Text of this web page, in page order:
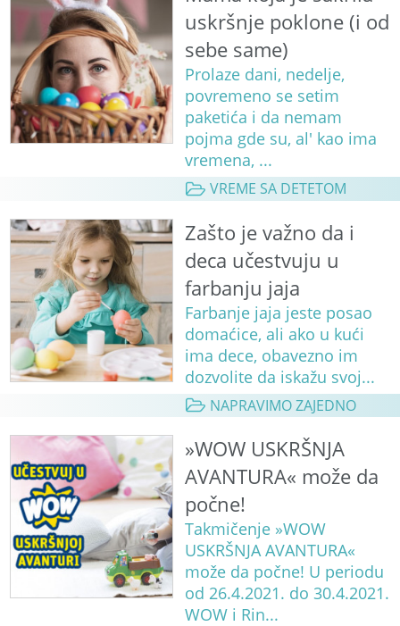
uskršnje poklone (i od
sebe same)
Prolaze dani, nedelje,
povremeno se setim
paketića i da nemam
pojma gde su, al' kao ima
vremena, ...
VREME SA DETETOM
Zašto je važno da i
deca učestvuju u
farbanju jaja
Farbanje jaja jeste posao
domaćice, ali ako u kući
ima dece, obavezno im
dozvolite da iskažu svoj...
NAPRAVIMO ZAJEDNO
»WOW USKRŠNJA
AVANTURA« može da
počne!
Takmičenje »WOW
USKRŠNJA AVANTURA«
može da počne! U periodu
od 26.4.2021. do 30.4.2021.
WOW i Rin...